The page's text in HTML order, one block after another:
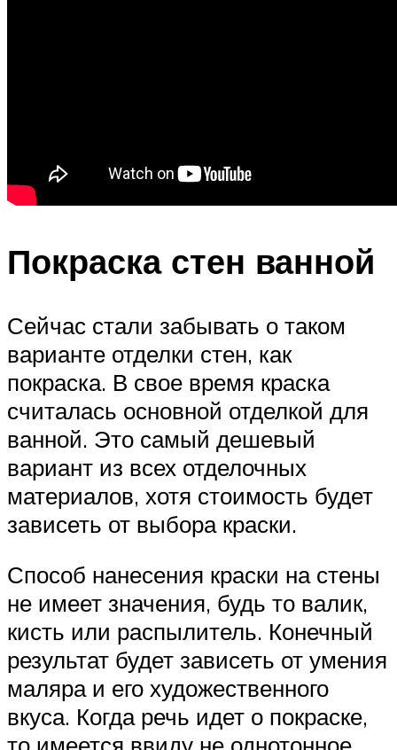
Покраска стен ванной
Сейчас стали забывать о таком
варианте отделки стен, как
покраска. В свое время краска
считалась основной отделкой для
ванной. Это самый дешевый
вариант из всех отделочных
материалов, хотя стоимость будет
зависеть от выбора краски.
Способ нанесения краски на стены
не имеет значения, будь то валик,
кисть или распылитель. Конечный
результат будет зависеть от умения
маляра и его художественного
вкуса. Когда речь идет о покраске,